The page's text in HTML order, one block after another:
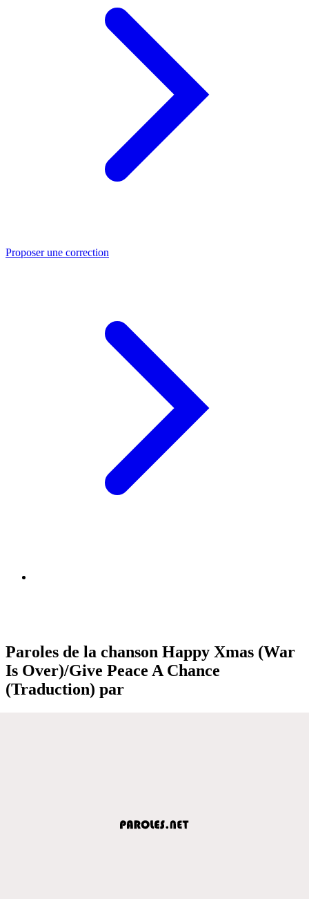
Proposer une correction
Paroles de la chanson Happy Xmas (War
Is Over)/Give Peace A Chance
(Traduction) par